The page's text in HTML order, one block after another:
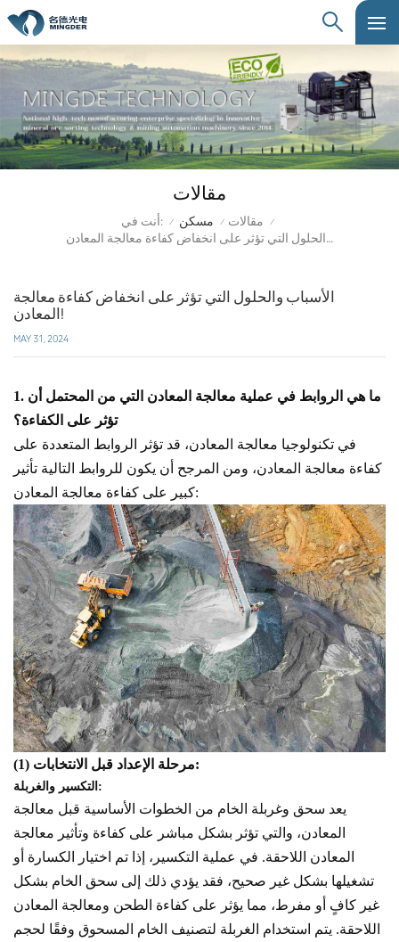
مقالات
أنت في: / مسكن / مقالات /
الأسباب والحلول التي تؤثر على انخفاض كفاءة معالجة المعادن!
الأسباب والحلول التي تؤثر على انخفاض كفاءة معالجة
المعادن!
MAY 31, 2024
1. ما هي الروابط في عملية معالجة المعادن التي من المحتمل أن
تؤثر على الكفاءة؟
في تكنولوجيا معالجة المعادن، قد تؤثر الروابط المتعددة على
كفاءة معالجة المعادن، ومن المرجح أن يكون للروابط التالية تأثير
كبير على كفاءة معالجة المعادن:
(1) مرحلة الإعداد قبل الانتخابات:
التكسير والغربلة:
يعد سحق وغربلة الخام من الخطوات الأساسية قبل معالجة
المعادن، والتي تؤثر بشكل مباشر على كفاءة وتأثير معالجة
المعادن اللاحقة. في عملية التكسير، إذا تم اختيار الكسارة أو
تشغيلها بشكل غير صحيح، فقد يؤدي ذلك إلى سحق الخام بشكل
غير كافٍ أو مفرط، مما يؤثر على كفاءة الطحن ومعالجة المعادن
اللاحقة. يتم استخدام الغربلة لتصنيف الخام المسحوق وفقًا لحجم